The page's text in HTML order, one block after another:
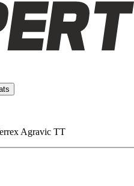
Agravic TT